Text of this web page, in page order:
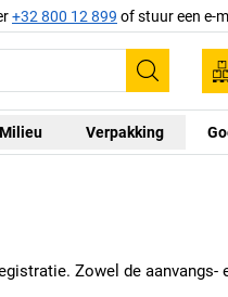
+32 800 12 899 of stuur een e-
Zoeken
Milieu Verpakking
Zowel de